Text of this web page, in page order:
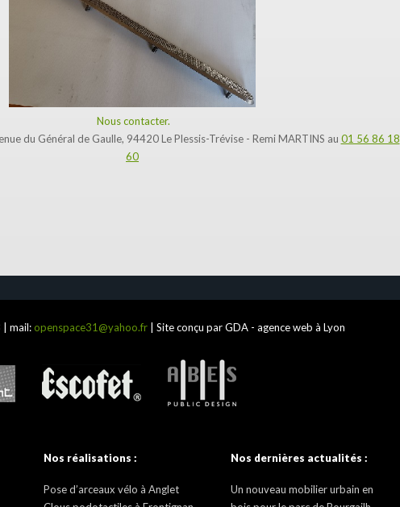
Nous contacter.
du Général de Gaulle, 94420 Le Plessis-Trévise - Remi MARTINS au 01 56 86 18
60
| mail: openspace31@yahoo.fr| Site conçu par GDA - agence web à Lyon
Nos réalisations :
Pose d’arceaux vélo à Anglet
Nos dernières actualités :
Un nouveau mobilier urbain en